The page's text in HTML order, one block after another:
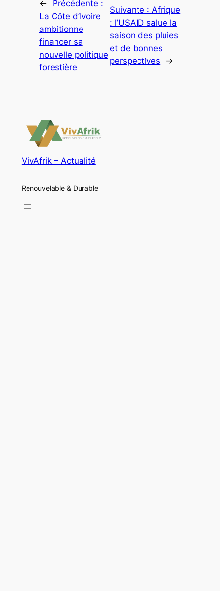
←
Précédente :
La Côte d’Ivoire
ambitionne
financer sa
nouvelle politique
forestière
Suivante :Afrique
: l’USAID salue la
saison des pluies
et de bonnes
perspectives
→
VivAfrik – Actualité
Renouvelable & Durable